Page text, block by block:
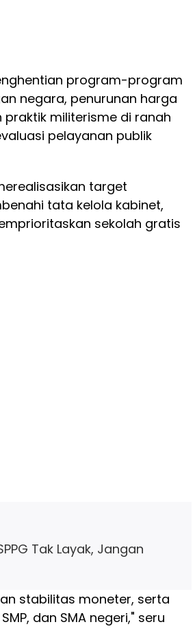
program-program
negara, penurunan harga
praktik militerisme di ranah
pelayanan publik
target
tata kelola kabinet,
sekolah gratis
Tak Layak, Jangan
stabilitas moneter, serta
dan SMA negeri," seru